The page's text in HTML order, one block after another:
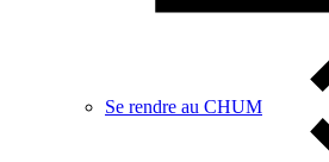
Se rendre au CHUM